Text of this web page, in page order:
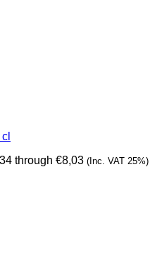
through €8,03 (Inc. VAT 25%)